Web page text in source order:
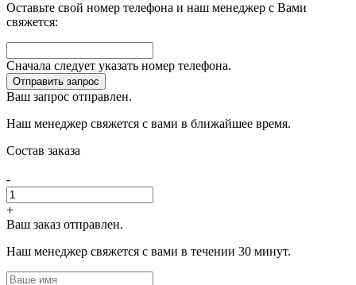
Оставьте свой номер телефона и наш менеджер с Вами
свяжется:
Сначала следует указать номер телефона.
Отправить запрос
Ваш запрос отправлен.
Наш менеджер свяжется с вами в ближайшее время.
Состав заказа
-
+
Ваш заказ отправлен.
Наш менеджер свяжется с вами в течении 30 минут.